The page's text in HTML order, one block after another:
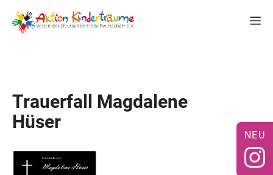
Inhalt
springen
Trauerfall Magdalene
Hüser